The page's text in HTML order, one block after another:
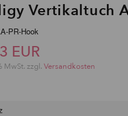
Vertikaltuch
PR-Hook
EUR
MwSt. zzgl. Versandkosten